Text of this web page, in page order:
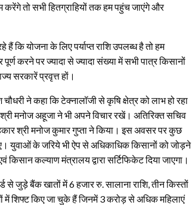
करेंगे तो सभी हितग्राहियों तक हम पहुंच जाएंगे और
कि योजना के लिए पर्याप्त राशि उपलब्ध है तो हम
करने पर ज्यादा से ज्यादा संख्या में सभी पात्र किसानों
सरकारें प्रवृत्त हों।
ने कहा कि टेक्नालॉजी से कृषि क्षेत्र को लाभ हो रहा
मनोज अहूजा ने भी अपने विचार रखें। अतिरिक्त सचिव
श्री मनोज कुमार गुप्ता ने किया। इस अवसर पर कुछ
युवाओं के जरिये भी ऐप से अधिकाधिक किसानों को जोड़ने
कल्याण मंत्रालय द्वारा सर्टिफिकेट दिया जाएगा।
से जुड़े बैंक खातों में 6 हजार रु. सालाना राशि, तीन किस्तों
में शिफ्ट किए जा चुके हैं जिनमें 3 करोड़ से अधिक महिलाएं